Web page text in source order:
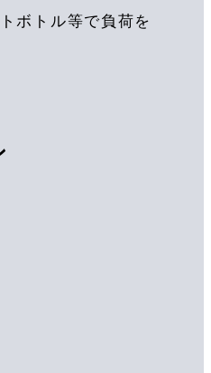
ボトル等で負荷を